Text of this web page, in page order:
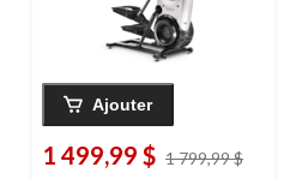
Ajouter
1 499,99 $ 1 799,99 $